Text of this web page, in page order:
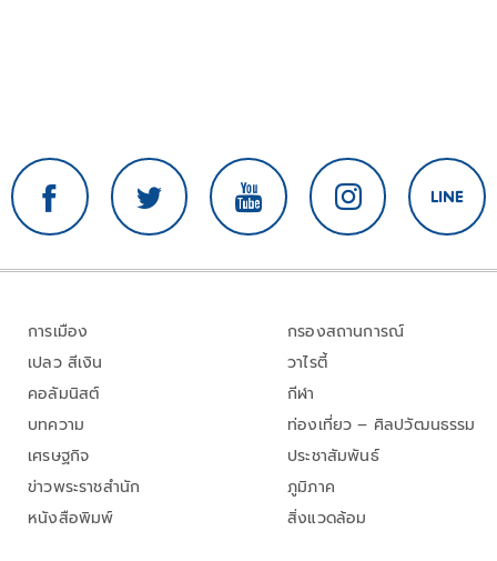
การเมือง
เปลว สีเงิน
คอลัมนิสต์
บทความ
เศรษฐกิจ
ข่าวพระราชสำนัก
หนังสือพิมพ์
กรองสถานการณ์
วาไรตี้
กีฬา
ท่องเที่ยว – ศิลปวัฒนธรรม
ประชาสัมพันธ์
ภูมิภาค
สิ่งแวดล้อม